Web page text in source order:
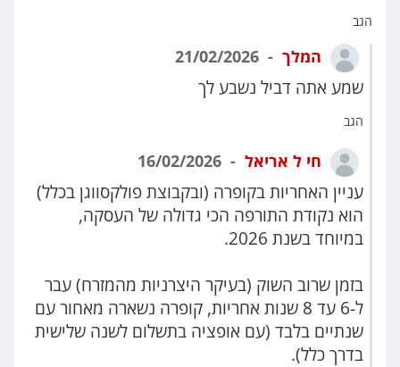
הגב
המלך
שמע אתה דביל נשבע לך
הגב
חי ל אריאל
עניין האחריות בקופרה (ובקבוצת פולקסווגן בכלל)
הוא נקודת התורפה הכי גדולה של העסקה,
במיוחד בשנת 2026.
בזמן שרוב השוק (בעיקר היצרניות מהמזרח) עבר
ל-6 עד 8 שנות אחריות, קופרה נשארה מאחור עם
שנתיים בלבד (עם אופציה בתשלום לשנה שלישית
בדרך כלל).